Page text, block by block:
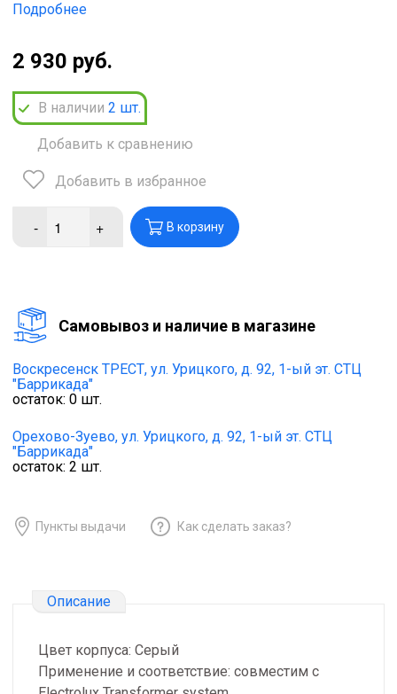
Подробнее
2 930 руб.
В наличии 2 шт.
Добавить к сравнению
Добавить в избранное
- + В корзину
Cамовывоз и наличие в магазине
Воскресенск ТРЕСТ, ул. Урицкого, д. 92, 1-ый эт. СТЦ
"Баррикада"
остаток: 0 шт.
Орехово-Зуево, ул. Урицкого, д. 92, 1-ый эт. СТЦ
"Баррикада"
остаток: 2 шт.
Пункты выдачи Как сделать заказ?
Описание
Цвет корпуса: Серый
Применение и соответствие: совместим с